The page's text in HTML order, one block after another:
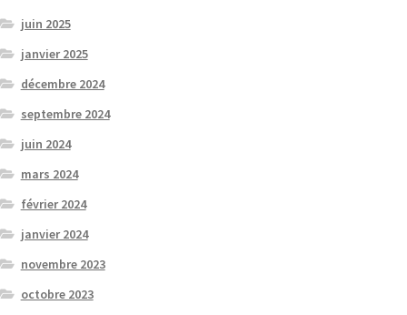
juin 2025
janvier 2025
décembre 2024
septembre 2024
juin 2024
mars 2024
février 2024
janvier 2024
novembre 2023
octobre 2023